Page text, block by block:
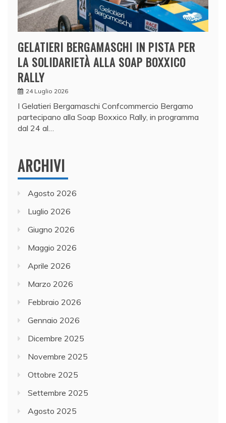
GELATIERI BERGAMASCHI IN PISTA PER
LA SOLIDARIETÀ ALLA SOAP BOXXICO
RALLY
24 Luglio 2026
I Gelatieri Bergamaschi Confcommercio Bergamo
partecipano alla Soap Boxxico Rally, in programma
dal 24 al…
ARCHIVI
Agosto 2026
Luglio 2026
Giugno 2026
Maggio 2026
Aprile 2026
Marzo 2026
Febbraio 2026
Gennaio 2026
Dicembre 2025
Novembre 2025
Ottobre 2025
Settembre 2025
Agosto 2025